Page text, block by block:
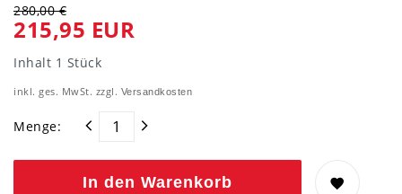
280,00 €
215,95 EUR
Inhalt 1 Stück
inkl. ges. MwSt. zzgl. Versandkosten
Menge:
In den Warenkorb